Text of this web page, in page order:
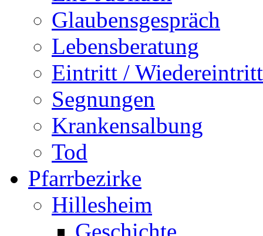
Glaubensgespräch
Lebensberatung
Eintritt / Wiedereintritt
Segnungen
Krankensalbung
Tod
Pfarrbezirke
Hillesheim